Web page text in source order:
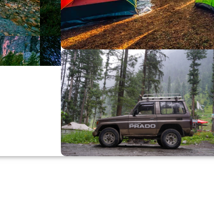
Büyük Yaz İndirimi
0
Günler
00
Hr
00
Min
00
SSK
Alışverişe Başla